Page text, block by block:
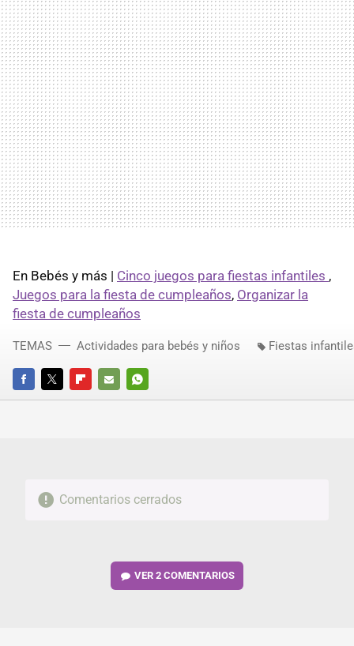
En Bebés y más | Cinco juegos para fiestas infantiles ,
Juegos para la fiesta de cumpleaños, Organizar la
fiesta de cumpleaños
FACEBOOKTWITTERFLIPBOARD
E-
WHATSAPP
TEMAS Actividades para bebés y niños Fiestas
Comentarios cerrados
VER2 COMENTARIOS